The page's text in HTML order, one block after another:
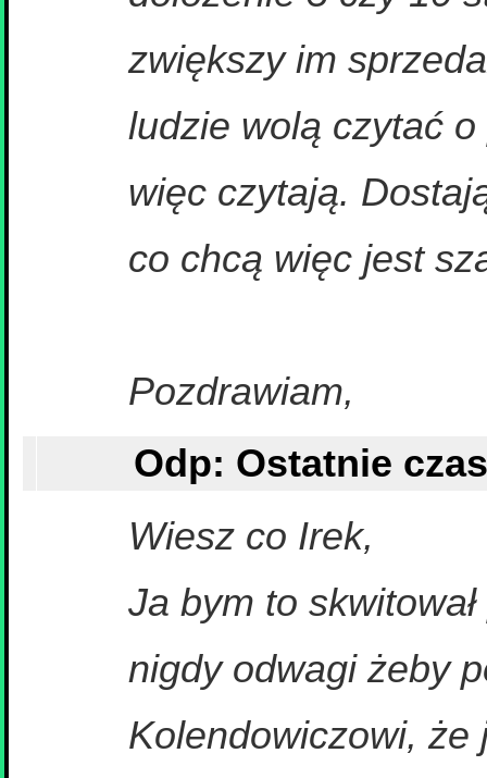
zwiększy im
ludzie wolą czytać o
więc czytają.
co chcą więc jest
Pozdrawiam,
Wiesz co Irek,
Ja bym to
nigdy odwagi żeby
Kolendowiczowi, że